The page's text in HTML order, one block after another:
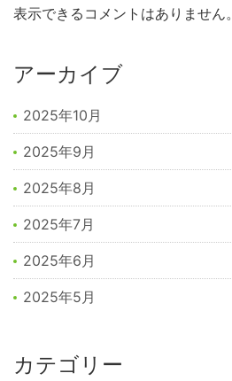
表示できるコメントはありません。
アーカイブ
2025年10月
2025年9月
2025年8月
2025年7月
2025年6月
2025年5月
カテゴリー